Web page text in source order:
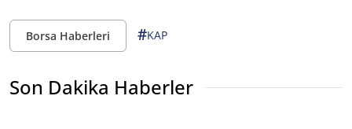
Borsa Haberleri #KAP
Son Dakika Haberler